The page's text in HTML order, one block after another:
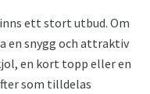
ett stort utbud. Om
en snygg och attraktiv
en kort topp eller en
som tilldelas